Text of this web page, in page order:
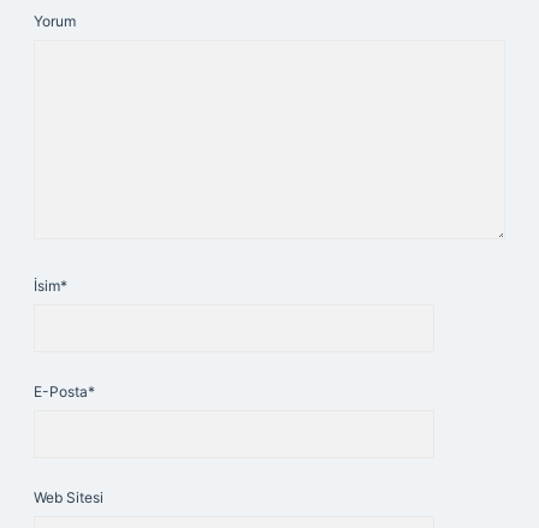
Yorum
İsim*
E-Posta*
Web Sitesi